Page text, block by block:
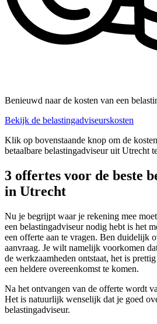
Benieuwd naar de kosten van een
Bekijk de belastingadviseurskosten
Klik op bovenstaande knop om de
betaalbare belastingadviseur uit Utrecht
3 offertes voor de beste
in Utrecht
Nu je begrijpt waar je rekening mee
een belastingadviseur nodig hebt is het
een offerte aan te vragen. Ben duidelijk
aanvraag. Je wilt namelijk voorkomen
de werkzaamheden ontstaat, het is
een heldere overeenkomst te komen.
Na het ontvangen van de offerte wordt
Het is natuurlijk wenselijk dat je goed
belastingadviseur.